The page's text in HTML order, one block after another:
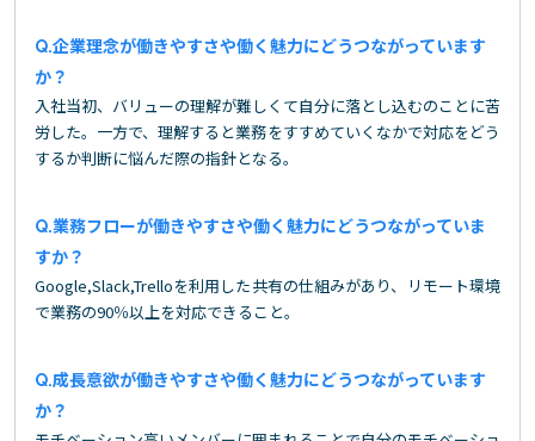
企業理念が働きやすさや働く魅力にどうつながっています
か？
入社当初、バリューの理解が難しくて自分に落とし込むのことに苦
労した。一方で、理解すると業務をすすめていくなかで対応をどう
するか判断に悩んだ際の指針となる。
業務フローが働きやすさや働く魅力にどうつながっていま
すか？
Google,Slack,Trelloを利用した共有の仕組みがあり、リモート環境
で業務の90％以上を対応できること。
成長意欲が働きやすさや働く魅力にどうつながっています
か？